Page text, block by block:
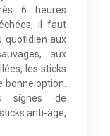
6 heures
il faut
quotidien aux
aux
les sticks
option.
signes de
anti-âge,